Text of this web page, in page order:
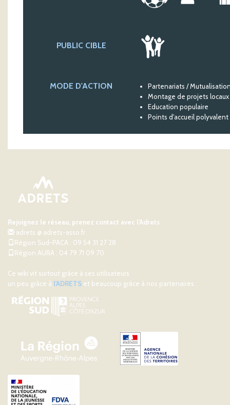
PUBLIC CIBLE
MODE D'ACTION
Partenariats /
Montage de projets locaux
Education populaire
Points d'accueil polyvalent
Rejoignez le réseau, prenez contact avec l'Adrets
adrets @ adrets-asso.fr
Région Sud-PACA : 09 54 31 27 28
Région AURA : 04 79 71 09 70
Ce wiki vit surtout grâce à ses utilisateurs
un peu grâce à l'ADRETS et beaucoup grâce à nos partenaires :